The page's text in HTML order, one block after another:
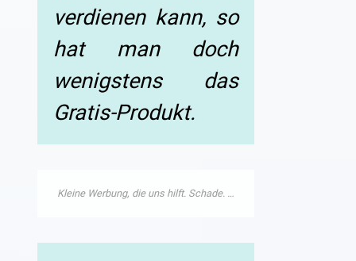
verdienen kann, so
hat man doch
wenigstens das
Gratis-Produkt.